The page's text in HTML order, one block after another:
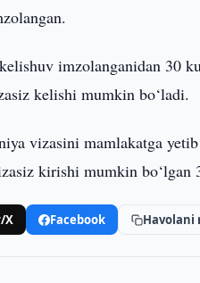
imzolanganidan 30
kelishi mumkin bo‘ladi.
vizasini mamlakatga
kirishi mumkin bo‘lgan
X Facebook Havolani